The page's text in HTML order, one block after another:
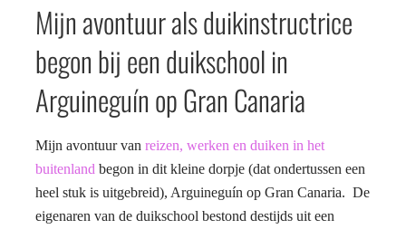
Mijn avontuur als duikinstructrice
begon bij een duikschool in
Arguineguín op Gran Canaria
Mijn avontuur van reizen, werken en duiken in het
buitenland begon in dit kleine dorpje (dat ondertussen een
heel stuk is uitgebreid), Arguineguín op Gran Canaria. De
eigenaren van de duikschool bestond destijds uit een